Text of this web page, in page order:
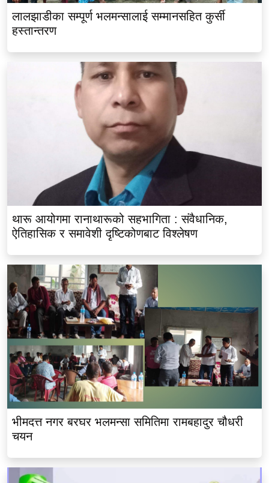
लालझाडीका सम्पूर्ण भलमन्सालाई सम्मानसहित कुर्सी
हस्तान्तरण
थारू आयोगमा रानाथारूको सहभागिता : संवैधानिक,
ऐतिहासिक र समावेशी दृष्टिकोणबाट विश्लेषण
भीमदत्त नगर बरघर भलमन्सा समितिमा रामबहादुर चौधरी
चयन